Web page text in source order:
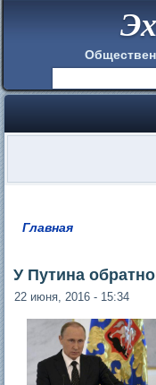
Главная
У Путина
22 июня, 2016 - 15:34